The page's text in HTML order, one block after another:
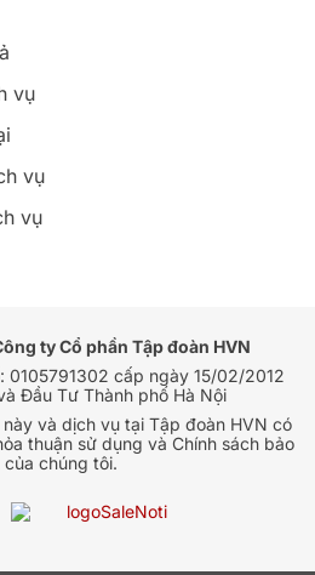
vụ
vụ
vụ
ty Cổ phần Tập đoàn HVN
0105791302 cấp ngày 15/02/2012
Đầu Tư Thành phố Hà Nội
và dịch vụ tại Tập đoàn HVN có
thuận sử dụng và Chính sách bảo
của chúng tôi.